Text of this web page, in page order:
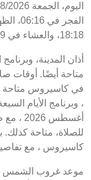
18:18، والعشاء في 19:39.
أذان المدينة،
متاحة أيضًا. أوقات
للصلاة، متاحة كذلك.
كاسيروس ، مع تفاصيل